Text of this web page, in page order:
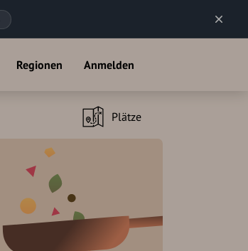
Regionen Anmelden
Plätze